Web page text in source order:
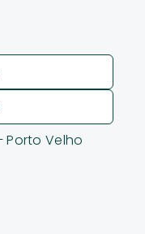
Porto Velho